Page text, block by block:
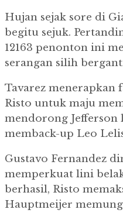
Hujan sejak sore di
begitu sejuk.
12163 penonton ini
serangan silih
Tavarez menerapkan
Risto untuk maju
mendorong
memback-up Leo
Gustavo Fernandez
memperkuat lini
berhasil, Risto
Hauptmeijer